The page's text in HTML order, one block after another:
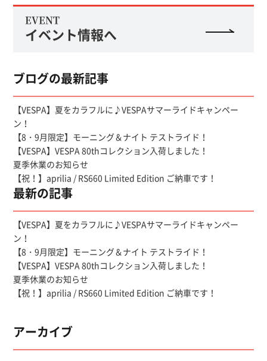
EVENT
イベント情報へ
ブログの最新記事
【VESPA】夏をカラフルに♪VESPAサマーライドキャンペー
ン！
【8・9月限定】モーニング＆ナイト テストライド！
【VESPA】VESPA 80thコレクション入荷しました！
夏季休業のお知らせ
【祝！】aprilia / RS660 Limited Edition ご納車です！
最新の記事
【VESPA】夏をカラフルに♪VESPAサマーライドキャンペー
ン！
【8・9月限定】モーニング＆ナイト テストライド！
【VESPA】VESPA 80thコレクション入荷しました！
夏季休業のお知らせ
【祝！】aprilia / RS660 Limited Edition ご納車です！
アーカイブ